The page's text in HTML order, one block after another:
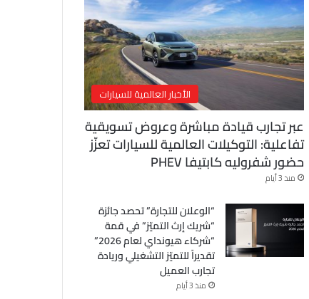
ت
ر
و
ن
ي
الأخبار العالمية للسيارات
عبر تجارب قيادة مباشرة وعروض تسويقية
تفاعلية: التوكيلات العالمية للسيارات تعزّز
حضور شفروليه كابتيفا PHEV
منذ 3 أيام
“الوعلان للتجارة” تحصد جائزة
“شريك إرث التميّز” في قمة
“شركاء هيونداي لعام 2026”
تقديراً للتميّز التشغيلي وريادة
تجارب العميل
منذ 3 أيام